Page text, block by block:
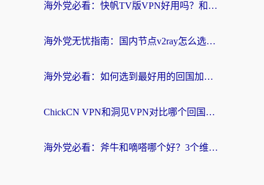
海外党必看：快帆TV版VPN好用吗？和快游VPN对比哪个回国效果更好？附实用避坑指南
海外党无忧指南：国内节点v2ray怎么选？一键回国VPN+多场景实测帮你避坑
海外党必看：如何选到最好用的回国加速器？从节点到售后的全维度指南
ChickCN VPN和洞见VPN对比哪个回国效果更好？海外党亲测3款加速器+避坑指南
海外党必看：斧牛和嘀嗒哪个好？3个维度教你选对回国加速器